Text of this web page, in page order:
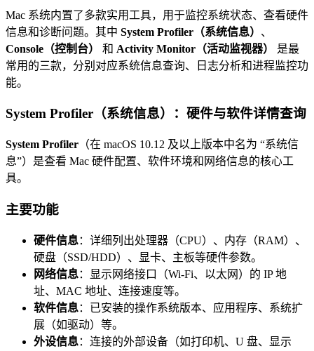
Mac 系统内置了多款实用工具，用于监控系统状态、查看硬件
信息和诊断问题。其中 System Profiler（系统信息） 、
Console（控制台）
和 Activity Monitor（活动监视器）
是最
常用的三款，分别对应系统信息查询、日志分析和进程监控功
能。
System Profiler（系统信息）：硬件与软件详情查询
System Profiler （在 macOS 10.12 及以上版本中名为 “系统信
息”）是查看 Mac 硬件配置、软件环境和网络信息的核心工
具。
主要功能
硬件信息：详细列出处理器（CPU）、内存（RAM）、
硬盘（SSD/HDD）、显卡、主板等硬件参数。
网络信息：显示网络接口（Wi-Fi、以太网）的 IP 地
址、MAC 地址、连接速度等。
软件信息：已安装的操作系统版本、应用程序、系统扩
展（如驱动）等。
外设信息：连接的外部设备（如打印机、U 盘、显示